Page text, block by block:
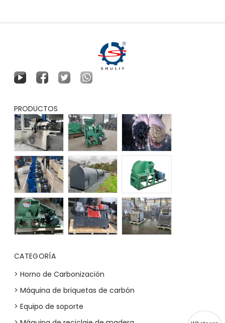
PRODUCTOS
CATEGORÍA
> Horno de Carbonización
> Máquina de briquetas de carbón
> Equipo de soporte